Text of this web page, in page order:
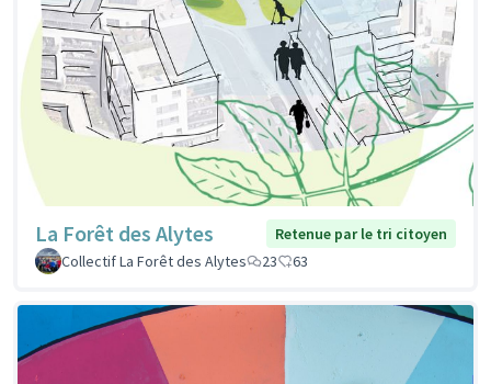
La Forêt des Alytes
Retenue par le tri citoyen
Collectif La Forêt des Alytes
23 63